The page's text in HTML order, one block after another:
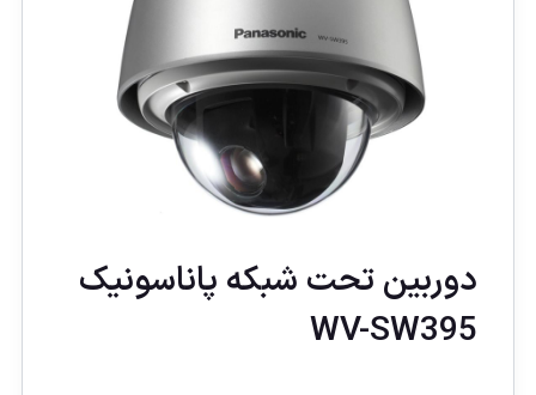
دوربين تحت شبكه پاناسونيک
WV-SW395